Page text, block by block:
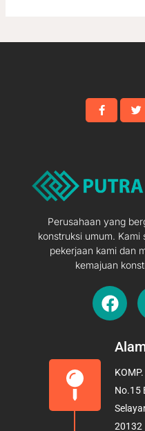
Perusahaan yang
konstruksi umum.
pekerjaan kami dan
kemajuan
F
a
e
o
o
k
No.15
20132